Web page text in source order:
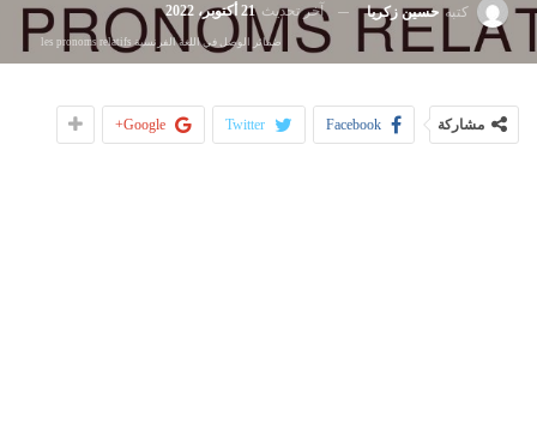
كتبه حسين زكريا آخر تحديث 21 أكتوبر، 2022
ضمائر الوصل في اللغة الفرنسية les pronoms relatifs
مشاركة Facebook
Twitter
Google+